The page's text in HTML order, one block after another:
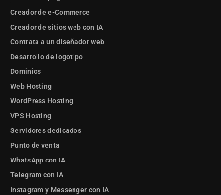
Creador de e-Commerce
Creador de sitios web con IA
Contrata a un diseñador web
Desarrollo de logotipo
Dominios
Web Hosting
WordPress Hosting
VPS Hosting
Servidores dedicados
Punto de venta
WhatsApp con IA
Telegram con IA
Instagram y Messenger con IA